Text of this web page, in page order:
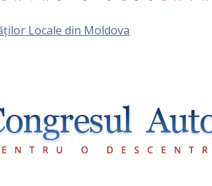
Locale din Moldova